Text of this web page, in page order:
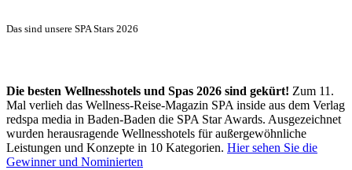
Das sind unsere SPA Stars 2026
Die besten Wellnesshotels und Spas 2026 sind gekürt! Zum 11.
Mal verlieh das Wellness-Reise-Magazin SPA inside aus dem Verlag
redspa media in Baden-Baden die SPA Star Awards. Ausgezeichnet
wurden herausragende Wellnesshotels für außergewöhnliche
Leistungen und Konzepte in 10 Kategorien. Hier sehen Sie die
Gewinner und Nominierten